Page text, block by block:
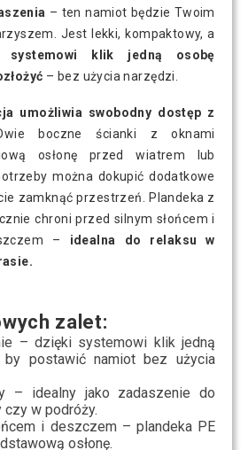
– ten namiot będzie Twoim
Jest lekki, kompaktowy, a
systemowi klik jedną osobę
– bez użycia narzędzi.
umożliwia swobodny dostęp z
boczne ścianki z oknami
osłonę przed wiatrem lub
można dokupić dodatkowe
zamknąć przestrzeń. Plandeka z
chroni przed silnym słońcem i
– idealna do relaksu w
zalet:
– dzięki systemowi klik jedną
by postawić namiot bez użycia
– idealny jako zadaszenie do
czy w podróży.
i deszczem– plandeka PE
osłonę.